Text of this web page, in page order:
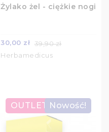
Żylako żel - ciężkie nogi
30,00 zł 39,90 zł
Herbamedicus
OUTLET Nowość!